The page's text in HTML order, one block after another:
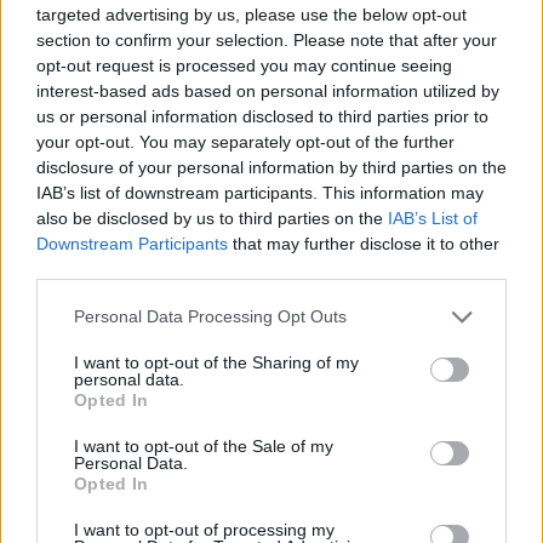
targeted advertising by us, please use the below opt-out
section to confirm your selection. Please note that after your
opt-out request is processed you may continue seeing
interest-based ads based on personal information utilized by
us or personal information disclosed to third parties prior to
your opt-out. You may separately opt-out of the further
disclosure of your personal information by third parties on the
IAB’s list of downstream participants. This information may
also be disclosed by us to third parties on the IAB’s List of
Downstream Participants that may further disclose it to other
Personal Data Processing Opt Outs
I want to opt-out of the Sharing of my
personal data.
Opted In
I want to opt-out of the Sale of my
Personal Data.
Opted In
I want to opt-out of processing my
GLOBÁL
Trump saját magát buktatta le: tényleg súlyos
CHIKANSPLANET
legtöbb helyen még mindig nem ültetnek eleget
A városi hőségnek évente 350 ezren esnek áldozatául. Két